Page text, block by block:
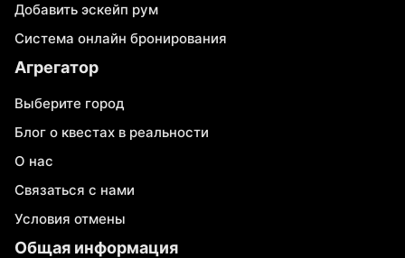
Добавить эскейп рум
Система онлайн бронирования
Агрегатор
Выберите город
Блог о квестах в реальности
О нас
Связаться с нами
Условия отмены
Общая информация